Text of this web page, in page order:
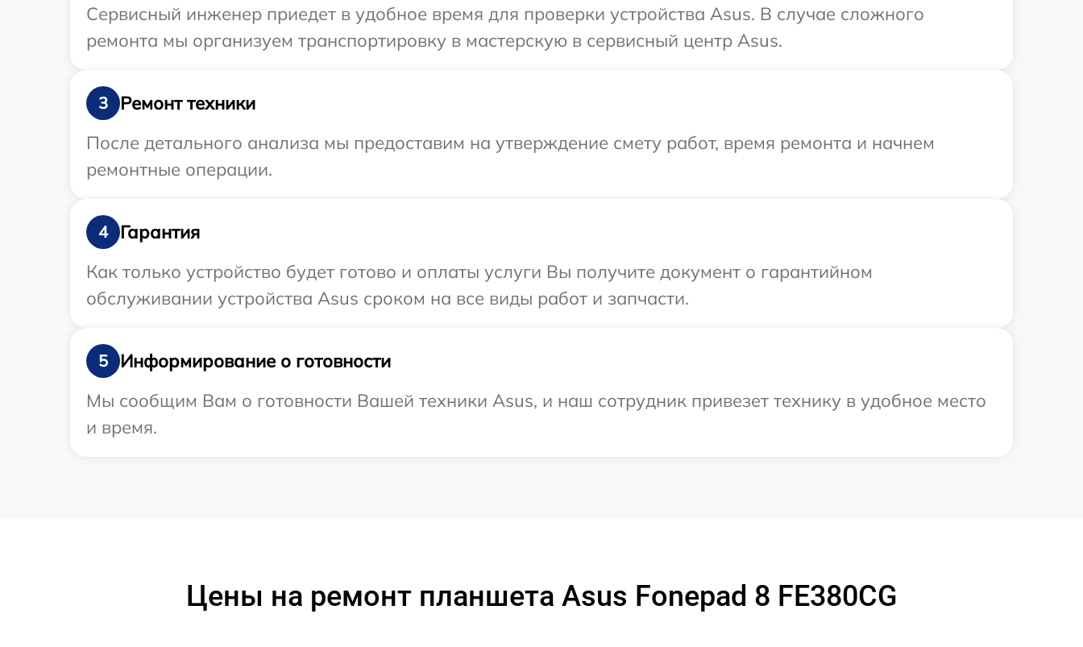
Сервисный инженер приедет в удобное время для проверки устройства Asus. В случае сложного
ремонта мы организуем транспортировку в мастерскую в сервисный центр Asus.
3
Ремонт техники
После детального анализа мы предоставим на утверждение смету работ, время ремонта и начнем
ремонтные операции.
4
Гарантия
Как только устройство будет готово и оплаты услуги Вы получите документ о гарантийном
обслуживании устройства Asus сроком на все виды работ и запчасти.
5
Информирование о готовности
Мы сообщим Вам о готовности Вашей техники Asus, и наш сотрудник привезет технику в удобное место
и время.
Цены на ремонт планшета Asus Fonepad 8 FE380CG